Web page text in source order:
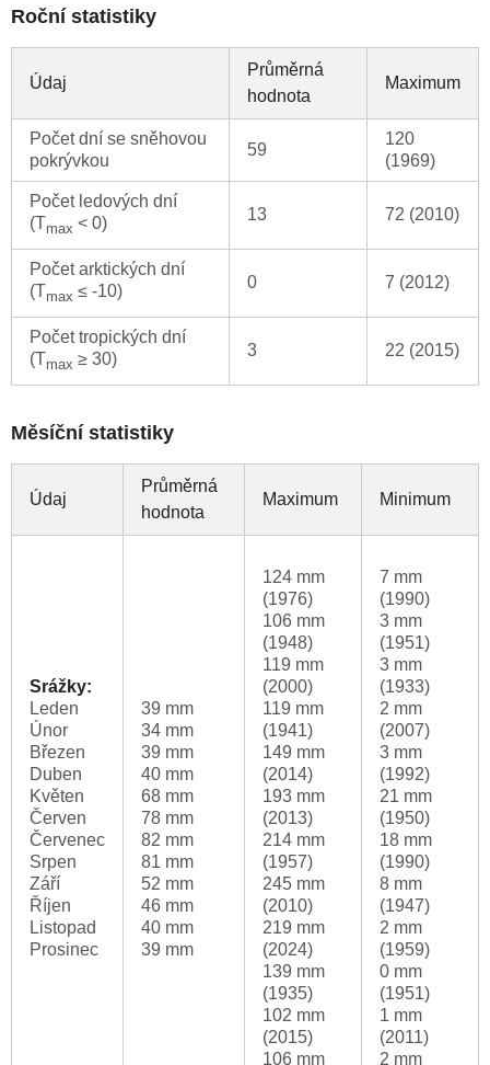
Roční statistiky
Údaj
Průměrná
hodnota
Maximum
Počet dní se sněhovou
pokrývkou
59
120
(1969)
Počet ledových dní
(Tmax < 0) 13 72 (2010)
Počet arktických dní
(Tmax ≤ -10) 0 7 (2012)
Počet tropických dní
(Tmax ≥ 30) 3 22 (2015)
Měsíční statistiky
Údaj
Průměrná
hodnota
Maximum Minimum
Srážky:
Leden
Únor
Březen
Duben
Květen
Červen
Červenec
Srpen
Září
Říjen
Listopad
Prosinec
39 mm
34 mm
39 mm
40 mm
68 mm
78 mm
82 mm
81 mm
52 mm
46 mm
40 mm
39 mm
124 mm
(1976)
106 mm
(1948)
119 mm
(2000)
119 mm
(1941)
149 mm
(2014)
193 mm
(2013)
214 mm
(1957)
245 mm
(2010)
219 mm
(2024)
139 mm
(1935)
102 mm
(2015)
106 mm
7 mm
(1990)
3 mm
(1951)
3 mm
(1933)
2 mm
(2007)
3 mm
(1992)
21 mm
(1950)
18 mm
(1990)
8 mm
(1947)
2 mm
(1959)
0 mm
(1951)
1 mm
(2011)
2 mm